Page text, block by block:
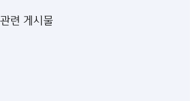
관련 게시물